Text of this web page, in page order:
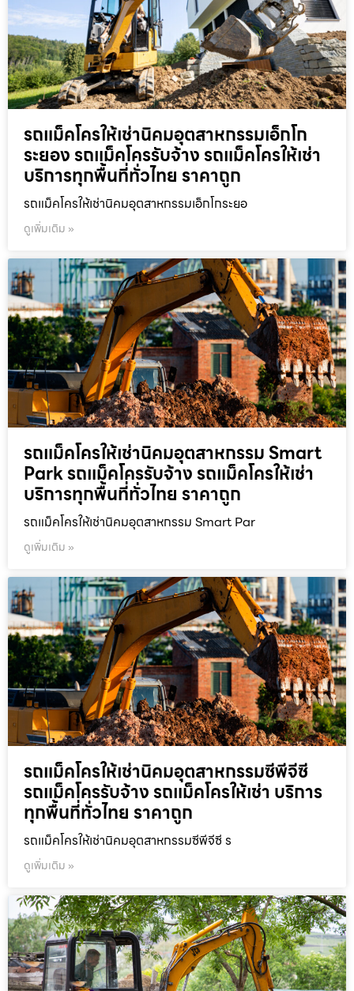
รถแม็คโครให้เช่านิคมอุตสาหกรรมเอ็กโก
ระยอง รถแม็คโครรับจ้าง รถแม็คโครให้เช่า
บริการทุกพื้นที่ทั่วไทย ราคาถูก
รถแม็คโครให้เช่านิคมอุตสาหกรรมเอ็กโกระยอ
ดูเพิ่มเติม »
รถแม็คโครให้เช่านิคมอุตสาหกรรม Smart
Park รถแม็คโครรับจ้าง รถแม็คโครให้เช่า
บริการทุกพื้นที่ทั่วไทย ราคาถูก
รถแม็คโครให้เช่านิคมอุตสาหกรรม Smart Par
ดูเพิ่มเติม »
รถแม็คโครให้เช่านิคมอุตสาหกรรมซีพีจีซี
รถแม็คโครรับจ้าง รถแม็คโครให้เช่า บริการ
ทุกพื้นที่ทั่วไทย ราคาถูก
รถแม็คโครให้เช่านิคมอุตสาหกรรมซีพีจีซี ร
ดูเพิ่มเติม »